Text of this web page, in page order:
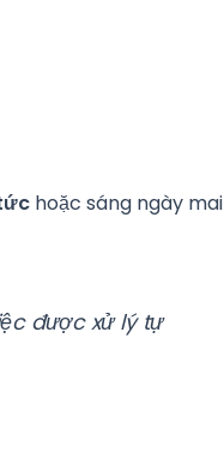
hoặc sáng ngày mai
được xử lý tự